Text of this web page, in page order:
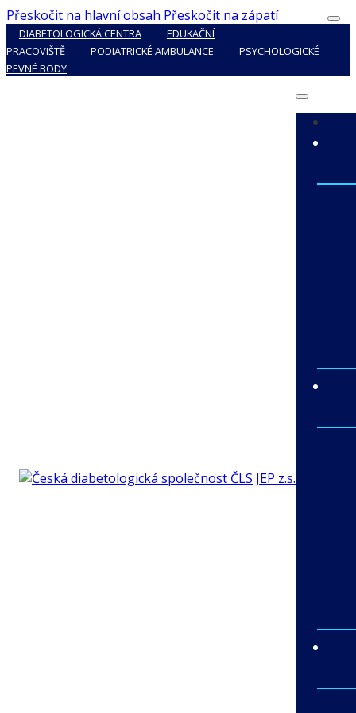
Přeskočit na hlavní obsah Přeskočit na zápatí
DIABETOLOGICKÁ CENTRA
EDUKAČNÍ
PRACOVIŠTĚ
PODIATRICKÉ AMBULANCE
PSYCHOLOGICKÉ
PEVNÉ BODY